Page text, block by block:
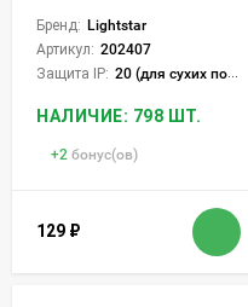
Бренд: Lightstar
Артикул: 202407
Защита IP: 20 (для сухих пом.)
НАЛИЧИЕ: 798 ШТ.
+2 бонус(ов)
129 ₽